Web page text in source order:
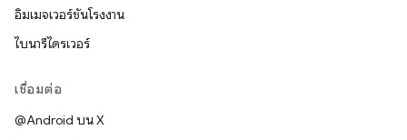
อิมเมจเวอร์ชันโรงงาน
ไบนารีไดรเวอร์
เชื่อมต่อ
@Android บน X